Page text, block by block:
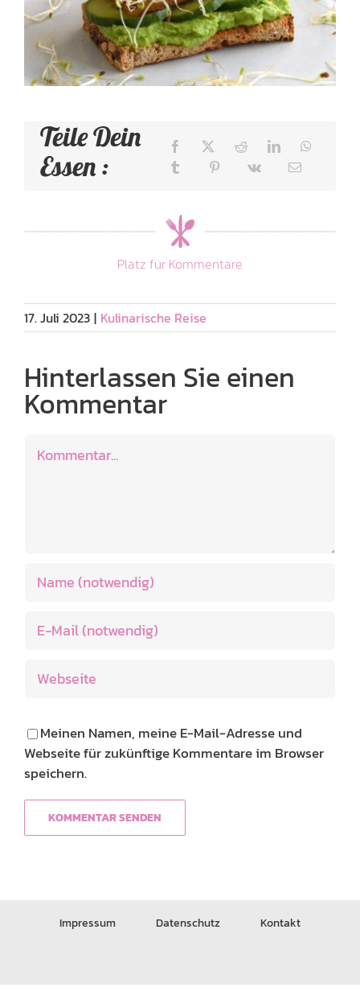
Snacks, Dips & Fingerfood
Teile Dein
Essen :
Platz für Kommentare
17. Juli 2023 | Kulinarische Reise
Hinterlassen Sie einen
Kommentar
Meinen Namen, meine E-Mail-Adresse und
Webseite für zukünftige Kommentare im Browser
speichern.
Impressum Datenschutz Kontakt